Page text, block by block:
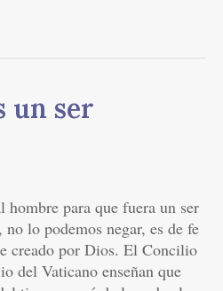
un ser
hombre para que fuera un ser
lo podemos negar, es de fe
creado por Dios. El Concilio
del Vaticano enseñan que